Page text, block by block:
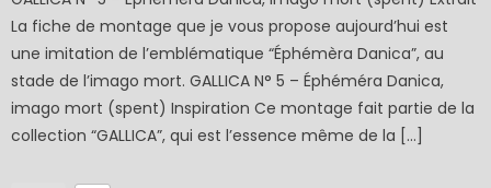
La fiche de montage que je vous propose aujourd’hui est
une imitation de l’emblématique “Éphémèra Danica”, au
stade de l’imago mort. GALLICA N° 5 – Éphéméra Danica,
imago mort (spent) Inspiration Ce montage fait partie de la
collection “GALLICA”, qui est l’essence même de la […]